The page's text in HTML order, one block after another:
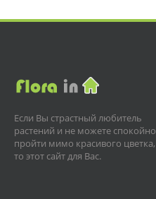
Если Вы страстный любитель
растений и не можете спокойно
пройти мимо красивого цветка,
то этот сайт для Вас.